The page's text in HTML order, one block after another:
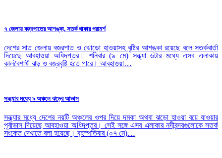
৭ জেলায় বজ্রপাতের আশঙ্কা, সতর্ক থাকার পরামর্শ
দেশের সাত জেলায় বজ্রপাত ও ঝোড়ো হাওয়াসহ বৃষ্টির আশঙ্কা রয়েছে বলে সতর্কবার্তা
দিয়েছে আবহাওয়া অধিদপ্তর। শনিবার (৯ মে) সন্ধ্যা ৬টার মধ্যে এসব এলাকায়
কালবৈশাখী ঝড় ও বজ্রবৃষ্টি হতে পারে। আবহাওয়া…
সন্ধ্যার মধ্যে ৯ অঞ্চলে ঝড়ের আভাস
সন্ধ্যার মধ্যে দেশের নয়টি অঞ্চলের ওপর দিয়ে দমকা অথবা ঝড়ো হাওয়া বয়ে যাওয়ার
পূর্বাভাস দিয়েছে আবহাওয়া অধিদপ্তর। সেই সঙ্গে এসব এলাকার নদীবন্দরগুলোকে সতর্ক
সংকেত দেখাতে বলা হয়েছে। বৃহস্পতিবার (০৭ মে)…